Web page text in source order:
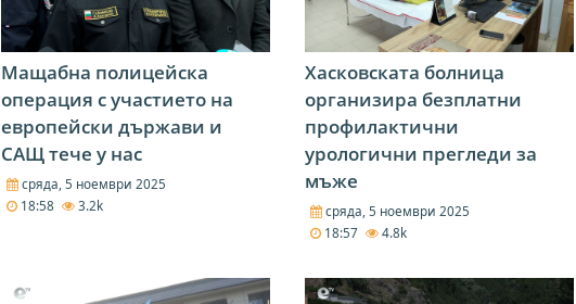
Мащабна полицейска
операция с участието на
европейски държави и
САЩ тече у нас
сряда, 5 ноември 2025
18:58
3.2k
Хасковската болница
организира безплатни
профилактични
урологични прегледи за
мъже
сряда, 5 ноември 2025
18:57
4.8k